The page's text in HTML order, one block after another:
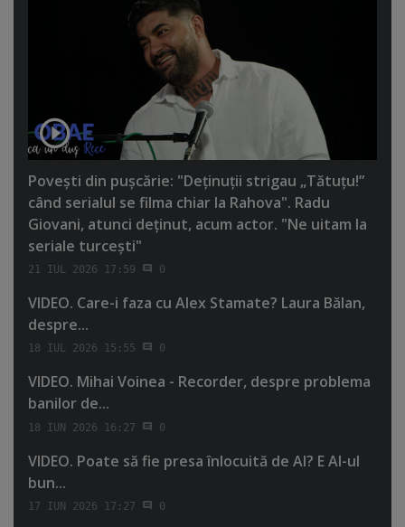
Poveşti din puşcărie: "Deţinuţii strigau „Tătuţu!”
când serialul se filma chiar la Rahova". Radu
Giovani, atunci deţinut, acum actor. "Ne uitam la
seriale turceşti"
21 IUL 2026 17:59 0
VIDEO. Care-i faza cu Alex Stamate? Laura Bălan,
despre...
18 IUL 2026 15:55 0
VIDEO. Mihai Voinea - Recorder, despre problema
banilor de...
18 IUN 2026 16:27 0
VIDEO. Poate să fie presa înlocuită de AI? E AI-ul
bun...
17 IUN 2026 17:27 0